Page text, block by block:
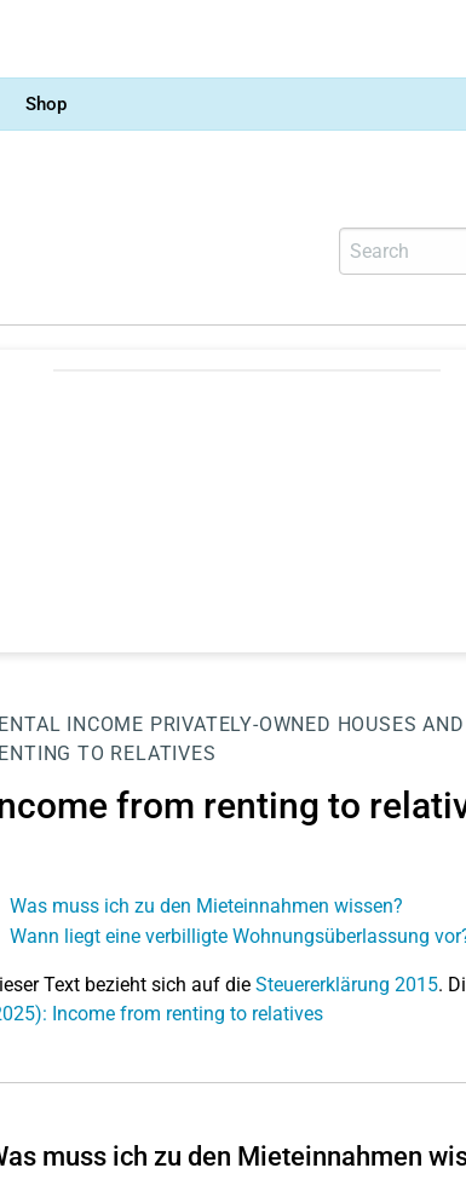
Shop
INCOME PRIVATELY-OWNED HOUSES
TO RELATIVES
from renting to
Was muss ich zu den Mieteinnahmen wissen?
Wann liegt eine verbilligte Wohnungsüberlassung
Text bezieht sich auf die Steuererklärung 2015.
Income from renting to relatives
muss ich zu den Mieteinnahmen